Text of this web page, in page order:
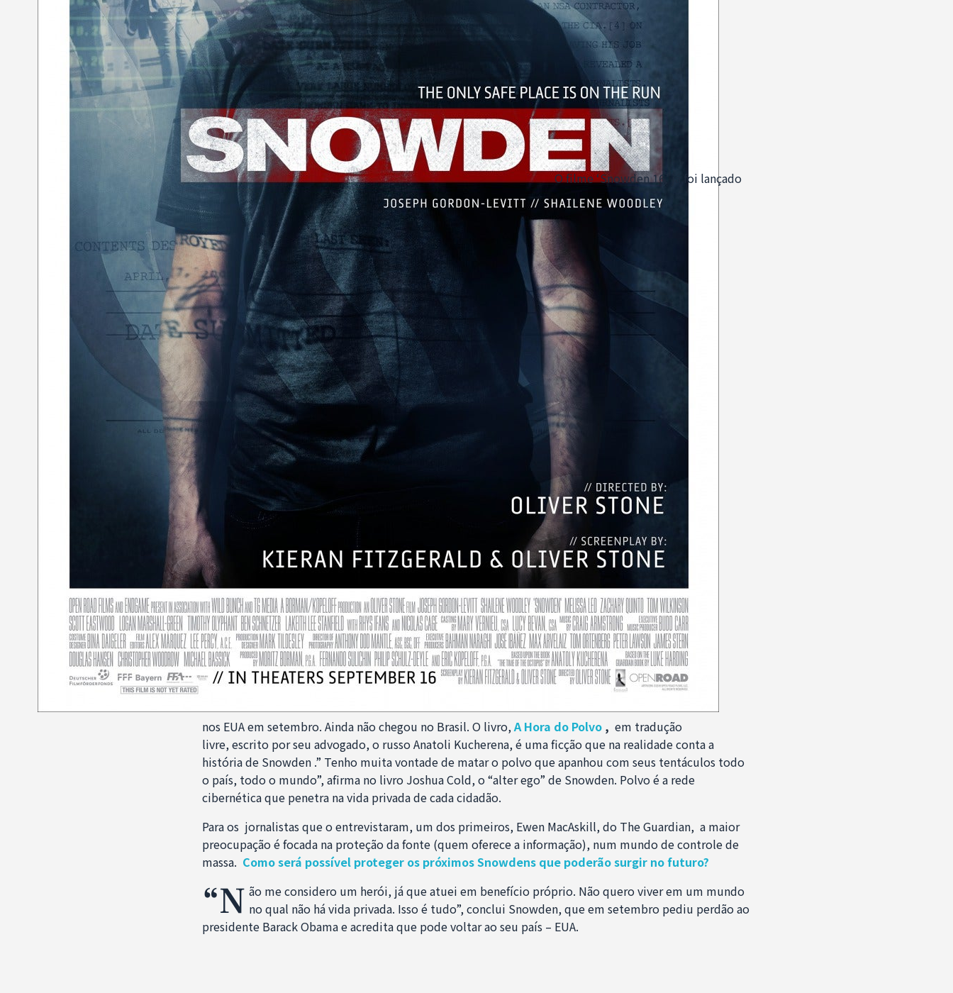
O filme ‘Snowden 16’ já foi lançado
nos EUA em setembro. Ainda não chegou no Brasil. O livro,A Hora do Polvo , em tradução
livre, escrito por seu advogado, o russo Anatoli Kucherena, é uma ficção que na realidade conta a
história de Snowden .” Tenho muita vontade de matar o polvo que apanhou com seus tentáculos todo
o país, todo o mundo”, afirma no livro Joshua Cold, o “alter ego” de Snowden. Polvo é a rede
cibernética que penetra na vida privada de cada cidadão.
Para os jornalistas que o entrevistaram, um dos primeiros, Ewen MacAskill, do The Guardian, a maior
preocupação é focada na proteção da fonte (quem oferece a informação), num mundo de controle de
massa. Como será possível proteger os próximos Snowdens que poderão surgir no futuro?
“N ão me considero um herói, já que atuei em benefício próprio. Não quero viver em um mundo
no qual não há vida privada. Isso é tudo”, conclui Snowden, que em setembro pediu perdão ao
presidente Barack Obama e acredita que pode voltar ao seu país – EUA.